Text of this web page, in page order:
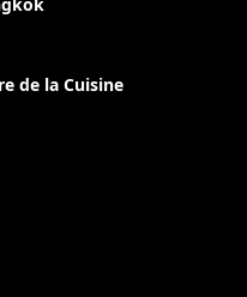
de la Cuisine